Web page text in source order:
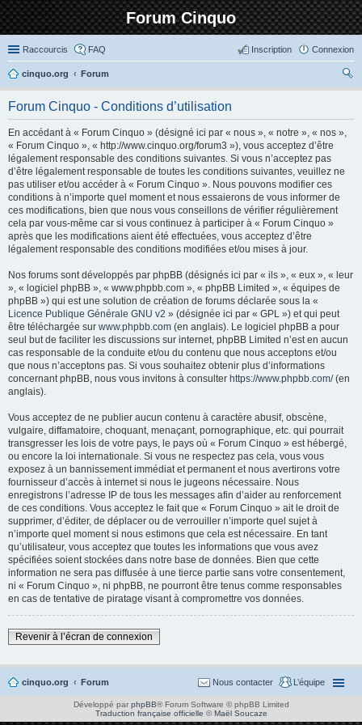
Forum Cinquo
Raccourcis FAQ Connexion
Inscription
cinquo.org
Forum
Forum Cinquo - Conditions d’utilisation
En accédant à « Forum Cinquo » (désigné ici par « nous », « notre », « nos »,
« Forum Cinquo », « http://www.cinquo.org/forum3 »), vous acceptez d’être
légalement responsable des conditions suivantes. Si vous n’acceptez pas
d’être légalement responsable de toutes les conditions suivantes, veuillez ne
pas utiliser et/ou accéder à « Forum Cinquo ». Nous pouvons modifier ces
conditions à n’importe quel moment et nous essaierons de vous informer de
ces modifications, bien que nous vous conseillons de vérifier régulièrement
cela par vous-même car si vous continuez à participer à « Forum Cinquo »
après que les modifications aient été effectuées, vous acceptez d’être
légalement responsable des conditions modifiées et/ou mises à jour.
Nos forums sont développés par phpBB (désignés ici par « ils », « eux », « leur
», « logiciel phpBB », « www.phpbb.com », « phpBB Limited », « équipes de
phpBB ») qui est une solution de création de forums déclarée sous la «
Licence Publique Générale GNU v2 » (désignée ici par « GPL ») et qui peut
être téléchargée sur www.phpbb.com (en anglais). Le logiciel phpBB a pour
seul but de faciliter les discussions sur internet, phpBB Limited n’est en aucun
cas responsable de la conduite et/ou du contenu que nous acceptons et/ou
que nous n’acceptons pas. Si vous souhaitez obtenir plus d’informations
concernant phpBB, nous vous invitons à consulter https://www.phpbb.com/(en
anglais).
Vous acceptez de ne publier aucun contenu à caractère abusif, obscène,
vulgaire, diffamatoire, choquant, menaçant, pornographique, etc. qui pourrait
transgresser les lois de votre pays, le pays où « Forum Cinquo » est hébergé,
ou encore la loi internationale. Si vous ne respectez pas cela, vous vous
exposez à un bannissement immédiat et permanent et nous avertirons votre
fournisseur d’accès à internet si nous le jugeons nécessaire. Nous
enregistrons l’adresse IP de tous les messages afin d’aider au renforcement
de ces conditions. Vous acceptez le fait que « Forum Cinquo » ait le droit de
supprimer, d’éditer, de déplacer ou de verrouiller n’importe quel sujet à
n’importe quel moment si nous estimons que cela est nécessaire. En tant
qu’utilisateur, vous acceptez que toutes les informations que vous avez
spécifiées soient stockées dans notre base de données. Bien que cette
information ne sera pas diffusée à une tierce partie sans votre consentement,
ni « Forum Cinquo », ni phpBB, ne pourront être tenus comme responsables
en cas de tentative de piratage visant à compromettre vos données.
Revenir à l’écran de connexion
cinquo.org Forum L’équipe
Nous contacter
Développé par phpBB® Forum Software © phpBB Limited
Traduction française officielle ©Maël Soucaze